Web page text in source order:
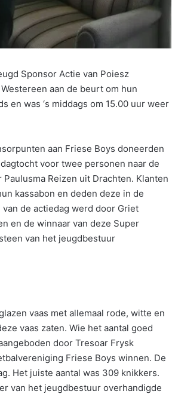
Sponsor Actie van Poiesz
aan de beurt om hun
en was ‘s middags om 15.00 uur weer
aan Friese Boys doneerden
voor twee personen naar de
Reizen uit Drachten. Klanten
kassabon en deden deze in de
de actiedag werd door Griet
en de winnaar van deze Super
van het jeugdbestuur
vaas met allemaal rode, witte en
vaas zaten. Wie het aantal goed
door Tresoar Frysk
Friese Boys winnen. De
Het juiste aantal was 309 knikkers.
van het jeugdbestuur overhandigde